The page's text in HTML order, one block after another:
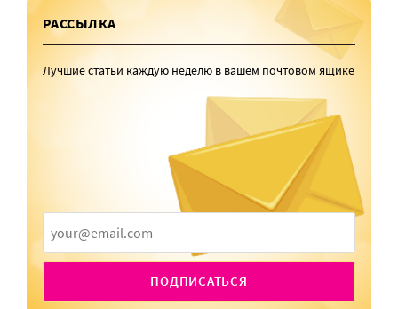
РАССЫЛКА
Лучшие статьи каждую неделю в вашем почтовом ящике
ПОДПИСАТЬСЯ